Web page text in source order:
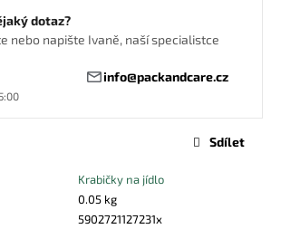
dotaz?
nebo napište Ivaně, naší specialistce
info@packandcare.cz
Krabičky na jídlo
0.05 kg
5902721127231x
Sdílet